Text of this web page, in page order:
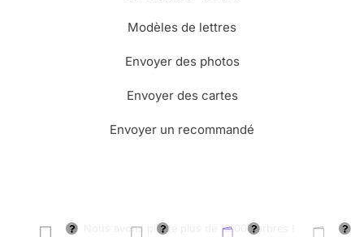
Modèles de lettres
Envoyer des photos
Envoyer des cartes
Envoyer un recommandé
🌳 Nous avons planté plus de 13.000 arbres !